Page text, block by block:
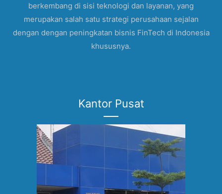
berkembang di sisi teknologi dan layanan, yang
merupakan salah satu strategi perusahaan sejalan
dengan dengan peningkatan bisnis FinTech di Indonesia
khususnya.
Kantor Pusat